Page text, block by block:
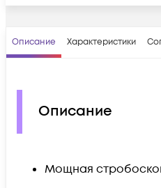
Описание Характеристики
Описание
Мощная